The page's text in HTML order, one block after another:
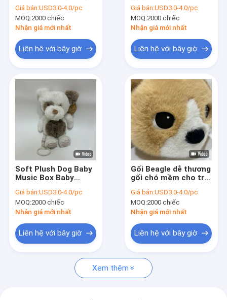
Sản phẩm
Về chúng tôi
Tham quan nhà máy
Kiểm soát chất lượng
Tin tức
Tất cả các trường hợp
nhạc êm dịu cho bé
Giá bán:USD3.0-4.0/pc
MOQ:2000 chiếc
Nhận giá mới nhất
Liên hệ với bây giờ
Ống chơi
Giá bán:USD3.0-4.0/pc
MOQ:2000 chiếc
Nhận giá mới nhất
Liên hệ với bây giờ
Soft Plush Dog Baby
Music Box Baby
nhàng
Giá bán:USD3.0-4.0/pc
MOQ:2000 chiếc
Nhận giá mới nhất
Liên hệ với bây giờ
Gối Beagle dễ thương
gối chó mềm cho trẻ
Giá bán:USD3.0-4.0/pc
MOQ:2000 chiếc
Nhận giá mới nhất
Liên hệ với bây giờ
Xem thêm